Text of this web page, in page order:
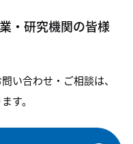
・研究機関の皆様
い合わせ・ご相談は、
す。